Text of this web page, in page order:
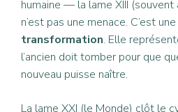
humaine — la lame XIII (souvent
n’est pas une menace. C’est une
transformation. Elle
l’ancien doit tomber pour que
nouveau puisse naître.
La lame XXI (le Monde) clôt le